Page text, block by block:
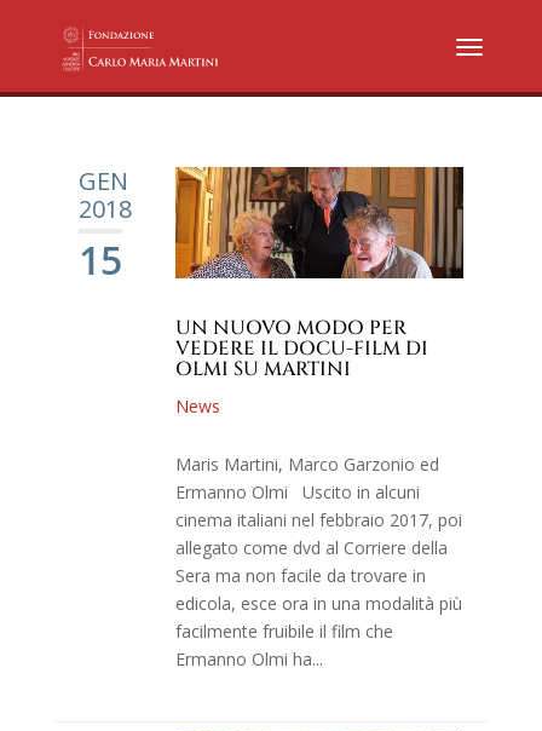
GEN
2018
15
UN NUOVO MODO PER
VEDERE IL DOCU-FILM DI
OLMI SU MARTINI
News
Maris Martini, Marco Garzonio ed
Ermanno Olmi Uscito in alcuni
cinema italiani nel febbraio 2017, poi
allegato come dvd al Corriere della
Sera ma non facile da trovare in
edicola, esce ora in una modalità più
facilmente fruibile il film che
Ermanno Olmi ha...